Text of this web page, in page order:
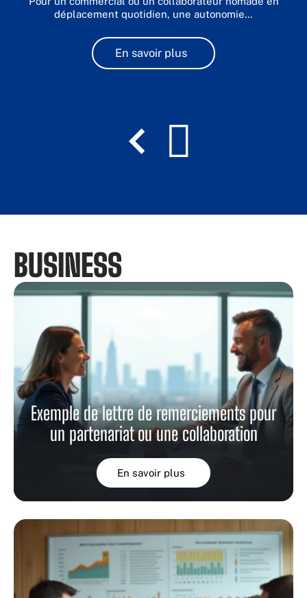
déplacement quotidien, une autonomie…
En savoir plus
BUSINESS
Exemple de lettre de remerciements pour
un partenariat ou une collaboration
En savoir plus